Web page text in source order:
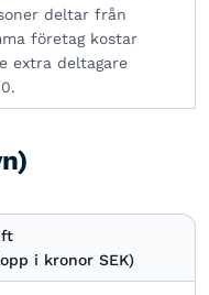
deltar från
företag kostar
extra deltagare
i kronor SEK)